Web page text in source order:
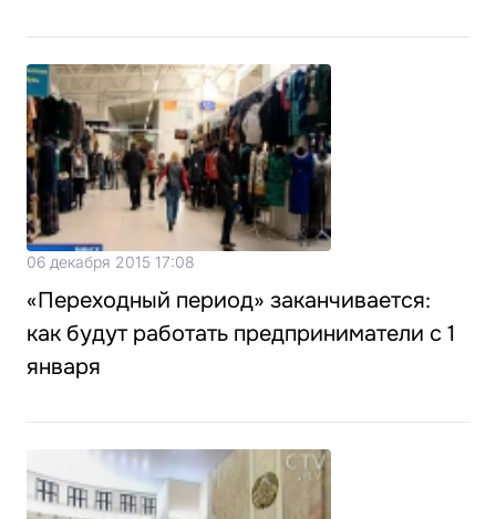
06 декабря 2015 17:08
«Переходный период» заканчивается:
как будут работать предприниматели с 1
января